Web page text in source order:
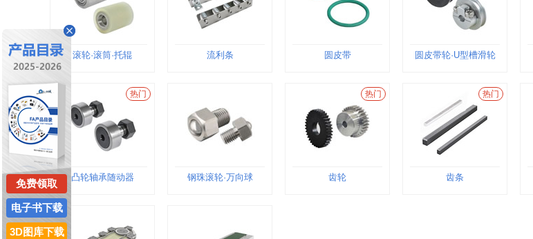
滚轮·滚筒·托辊 流利条 圆皮带 圆皮带轮·U型槽滑轮
热门
凸轮轴承随动器 钢珠滚轮·万向球
热门
齿轮
热门
齿条
免费领取
电子书下载
3D图库下载